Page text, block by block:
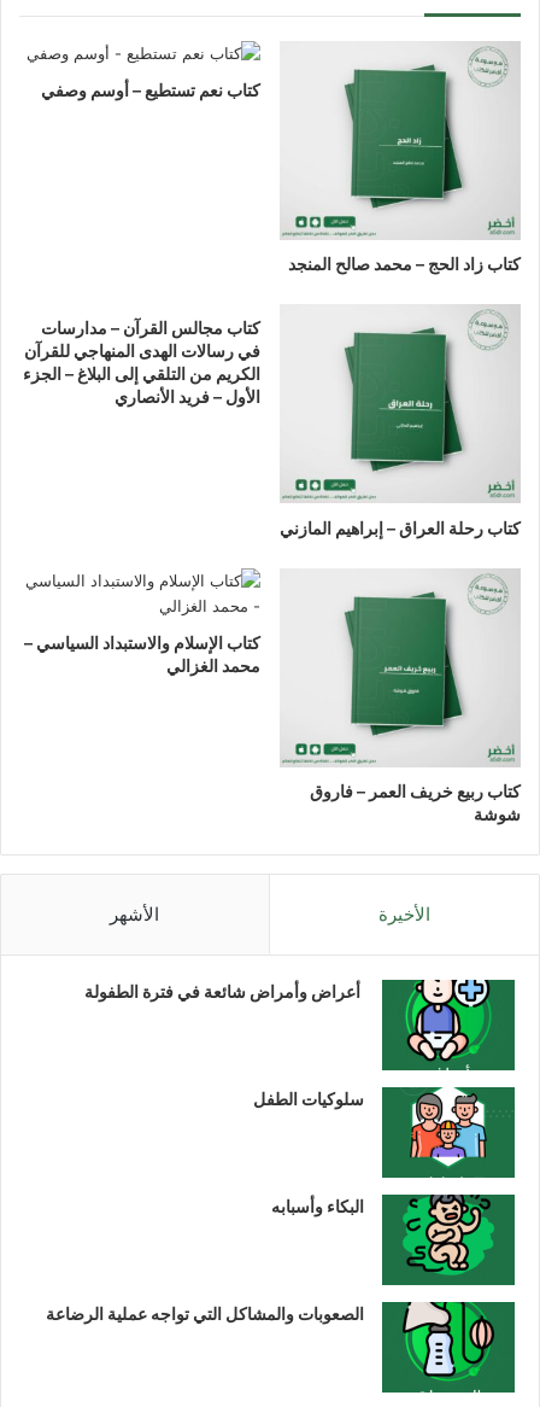
كتاب زاد الحج – محمد صالح المنجد
كتاب نعم تستطيع – أوسم وصفي
كتاب رحلة العراق – إبراهيم المازني
كتاب مجالس القرآن – مدارسات
في رسالات الهدى المنهاجي للقرآن
الكريم من التلقي إلى البلاغ – الجزء
الأول – فريد الأنصاري
كتاب ربيع خريف العمر – فاروق
شوشة
كتاب الإسلام والاستبداد السياسي –
محمد الغزالي
الأخيرة الأشهر
أعراض وأمراض شائعة في فترة الطفولة
سلوكيات الطفل
البكاء وأسبابه
الصعوبات والمشاكل التي تواجه عملية الرضاعة